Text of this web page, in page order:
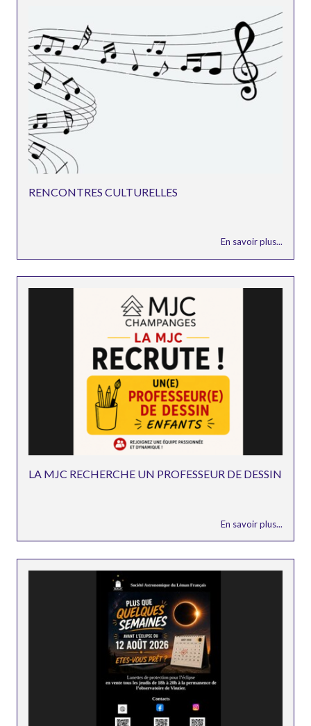
RENCONTRES CULTURELLES
En savoir plus...
LA MJC RECHERCHE UN PROFESSEUR DE DESSIN
En savoir plus...